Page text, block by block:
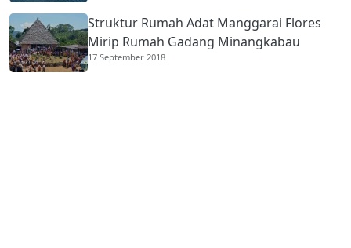
Struktur Rumah Adat Manggarai Flores
Mirip Rumah Gadang Minangkabau
17 September 2018